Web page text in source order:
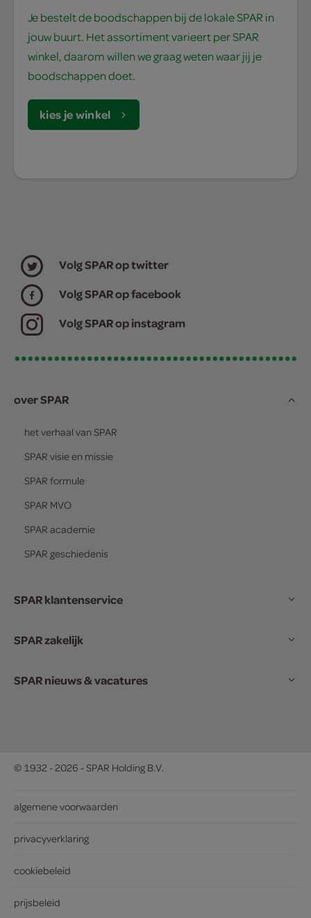
Je bestelt de boodschappen bij de lokale SPAR in
jouw buurt. Het assortiment varieert per SPAR
winkel, daarom willen we graag weten waar jij je
boodschappen doet.
kies je winkel
Volg SPAR op twitter
Volg SPAR op facebook
Volg SPAR op instagram
over SPAR
het verhaal van SPAR
SPAR visie en missie
SPAR formule
SPAR MVO
SPAR academie
SPAR geschiedenis
SPAR klantenservice
SPAR zakelijk
SPAR nieuws & vacatures
© 1932 - 2026 - SPAR Holding B.V.
algemene voorwaarden
privacyverklaring
cookiebeleid
prijsbeleid